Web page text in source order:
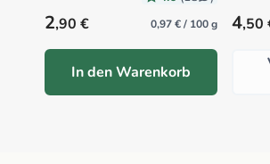
Precio habitual
2,90 € 0,97 € / 100 g
In den Warenkorb
4,50